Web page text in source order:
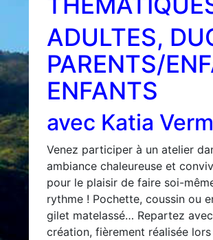
ADULTES,
PARENTS/
ENFANTS
avec Katia
Venez participer à un atelier
ambiance chaleureuse et
pour le plaisir de faire soi-
rythme ! Pochette, coussin ou
gilet matelassé… Repartez
création, fièrement réalisée